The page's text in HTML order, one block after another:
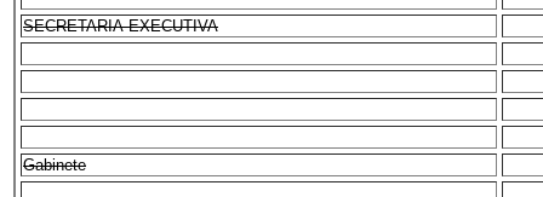
SECRETARIA-EXECUTIVA
Gabinete